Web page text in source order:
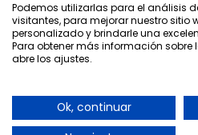
SU CUENTA
CONTACTO
Podemos utilizarlas para el análisis
visitantes, para mejorar nuestro sitio
personalizado y brindarle una
Para obtener más información sobre
abre los ajustes.
Ok, continuar